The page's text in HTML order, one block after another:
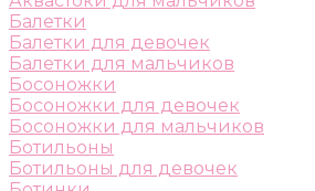
Балетки
Балетки для девочек
Балетки для мальчиков
Босоножки
Босоножки для девочек
Босоножки для мальчиков
Ботильоны
Ботильоны для девочек